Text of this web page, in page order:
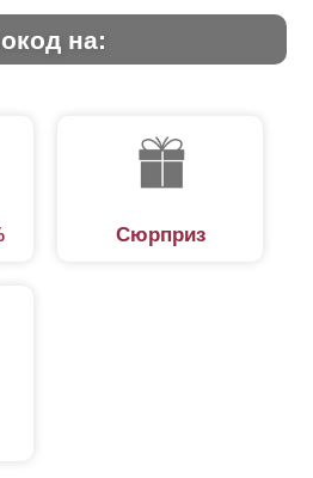
на:
Сюрприз